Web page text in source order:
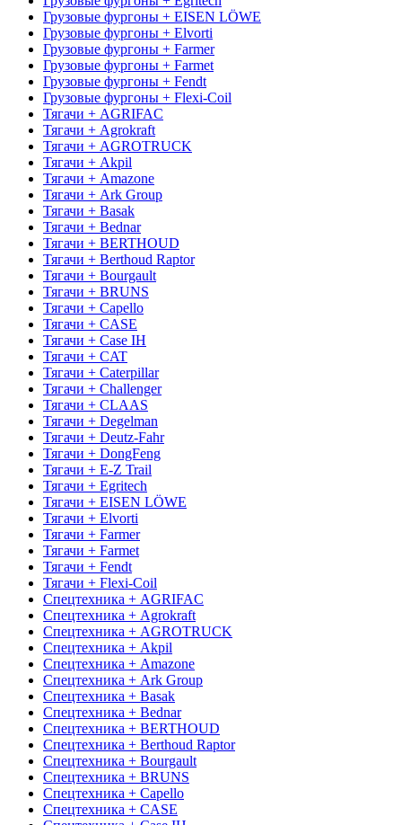
Грузовые фургоны + EISEN LÖWE
Грузовые фургоны + Elvorti
Грузовые фургоны + Farmer
Грузовые фургоны + Farmet
Грузовые фургоны + Fendt
Грузовые фургоны + Flexi-Coil
Тягачи + AGRIFAC
Тягачи + Agrokraft
Тягачи + AGROTRUCK
Тягачи + Akpil
Тягачи + Amazone
Тягачи + Ark Group
Тягачи + Basak
Тягачи + Bednar
Тягачи + BERTHOUD
Тягачи + Berthoud Raptor
Тягачи + Bourgault
Тягачи + BRUNS
Тягачи + Capello
Тягачи + CASE
Тягачи + Case IH
Тягачи + CAT
Тягачи + Caterpillar
Тягачи + Challenger
Тягачи + CLAAS
Тягачи + Degelman
Тягачи + Deutz-Fahr
Тягачи + DongFeng
Тягачи + E-Z Trail
Тягачи + Egritech
Тягачи + EISEN LÖWE
Тягачи + Elvorti
Тягачи + Farmer
Тягачи + Farmet
Тягачи + Fendt
Тягачи + Flexi-Coil
Спецтехника + AGRIFAC
Спецтехника + Agrokraft
Спецтехника + AGROTRUCK
Спецтехника + Akpil
Спецтехника + Amazone
Спецтехника + Ark Group
Спецтехника + Basak
Спецтехника + Bednar
Спецтехника + BERTHOUD
Спецтехника + Berthoud Raptor
Спецтехника + Bourgault
Спецтехника + BRUNS
Спецтехника + Capello
Спецтехника + CASE